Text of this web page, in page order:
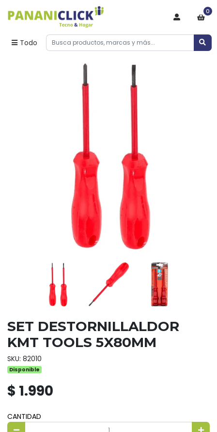
Todo
0
SET DESTORNILLALDOR
KMT TOOLS 5X80MM
SKU: 82010
Disponible
$ 1.990
CANTIDAD